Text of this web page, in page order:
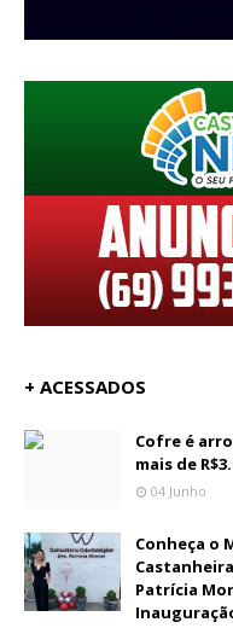
+ ACESSADOS
Cofre é
mais de
04 Junho
Conheça o
Patrícia